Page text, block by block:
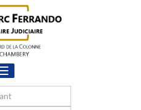
Toggle
navigation